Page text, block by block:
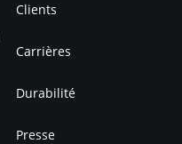
Clients
Carrières
Durabilité
Presse